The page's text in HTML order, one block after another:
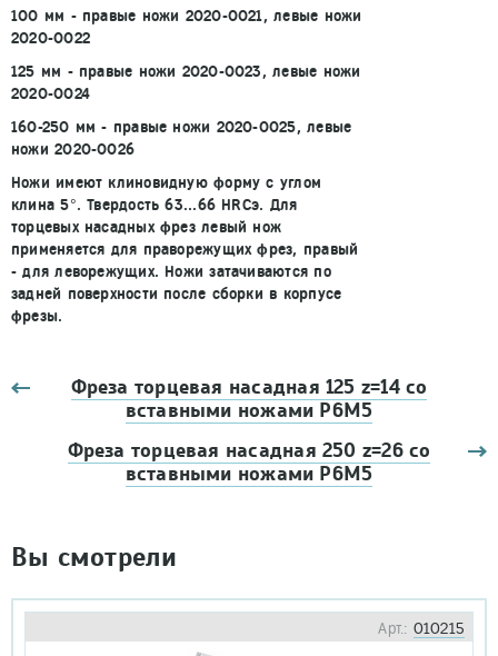
100 мм - правые ножи 2020-0021, левые ножи
2020-0022
125 мм - правые ножи 2020-0023, левые ножи
2020-0024
160-250 мм - правые ножи 2020-0025, левые
ножи 2020-0026
Ножи имеют клиновидную форму с углом
клина 5°. Твердость 63...66 НRCэ. Для
торцевых насадных фрез левый нож
применяется для праворежущих фрез, правый
- для леворежущих. Ножи затачиваются по
задней поверхности после сборки в корпусе
фрезы.
Фреза торцевая насадная 125 z=14 со
вставными ножами Р6М5
Фреза торцевая насадная 250 z=26 со
вставными ножами Р6М5
Вы смотрели
Арт.: 010215